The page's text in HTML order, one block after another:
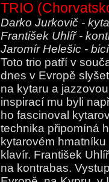
TRIO
Darko Jurkovič -
František Uhlíř -
Jaromír Helešic - bicí
Toto trio patří v
dnes v Evropě
na kytaru a
inspirací mu byli
ho fascinoval
technika připomíná
kytarovém
klavír. František
na kontrabas.